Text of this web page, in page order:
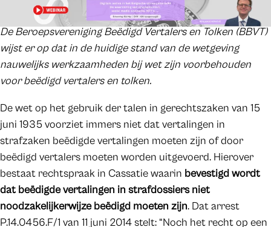
De Beroepsvereniging Beëdigd Vertalers en Tolken (BBVT)
wijst er op dat in de huidige stand van de wetgeving
nauwelijks werkzaamheden bij wet zijn voorbehouden
voor beëdigd vertalers en tolken.
De wet op het gebruik der talen in gerechtszaken van 15
juni 1935 voorziet immers niet dat vertalingen in
strafzaken beëdigde vertalingen moeten zijn of door
beëdigd vertalers moeten worden uitgevoerd. Hierover
bestaat rechtspraak in Cassatie waarin bevestigd wordt
dat beëdigde vertalingen in strafdossiers niet
noodzakelijkerwijze beëdigd moeten zijn. Dat arrest
P.14.0456.F/1 van 11 juni 2014 stelt: “Noch het recht op een